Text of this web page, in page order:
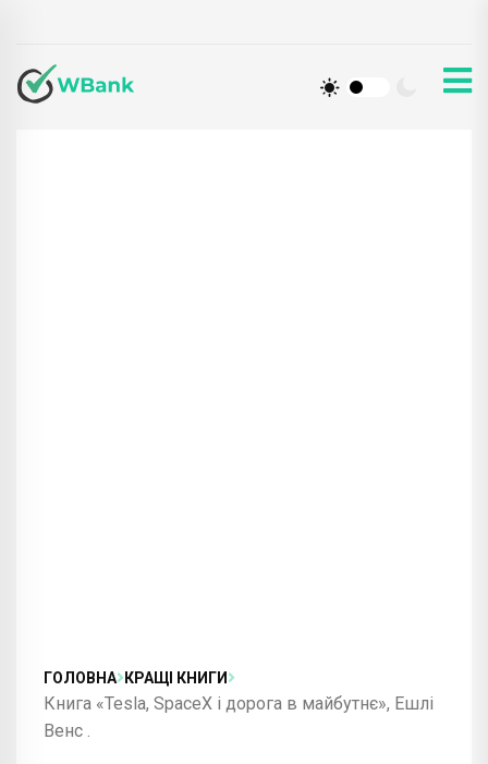
ГОЛОВНА КРАЩІ КНИГИ
Книга «Tesla, SpaceX і дорога в майбутнє», Ешлі
Венс .